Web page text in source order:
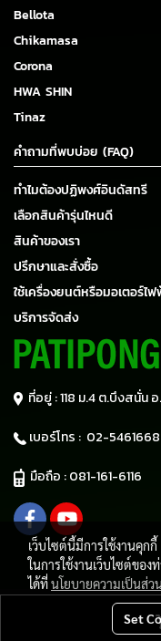
Bellota
Chikamasa
Corona
HWA SHIN
Tinaz
คำถามที่พบบ่อย (FAQ)
ทำไมต้องปฏิพงศ์อินดัสทรี
เลือกสินค้ารุ่นไหนดี
สินค้าของเรา
ปรึกษาและสั่งซื้อ
ใช้เครื่องยนต์หรือมอเตอร์ไ
บริการจัดส่ง
ที่อยู่ : 118 ม.4 ต.บึงสนั่น
เบอร์โทร : 02-
มือถือ :081-161-6116
เว็บไซต์นี้มีการใช้งานคุ
ในการใช้งานเว็บไซต์ขอ
ได้ที่นโยบายความเป็นส่ว
Set